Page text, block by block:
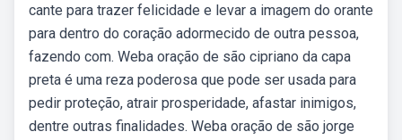
cante para trazer felicidade e levar a imagem do orante
para dentro do coração adormecido de outra pessoa,
fazendo com. Weba oração de são cipriano da capa
preta é uma reza poderosa que pode ser usada para
pedir proteção, atrair prosperidade, afastar inimigos,
dentre outras finalidades. Weba oração de são jorge